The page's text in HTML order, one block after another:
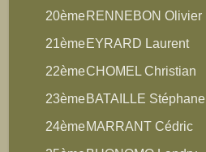
20èmeRENNEBON Olivier
21èmeEYRARD Laurent
22èmeCHOMEL Christian
23èmeBATAILLE Stéphane
24èmeMARRANT Cédric